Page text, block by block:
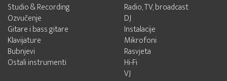
Studio & Recording
Ozvučenje
Gitare i bass gitare
Klavijature
Bubnjevi
Ostali instrumenti
Radio, TV, broadcast
DJ
Instalacije
Mikrofoni
Rasvjeta
Hi-Fi
VJ